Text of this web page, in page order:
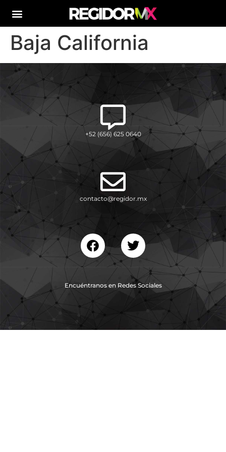
Baja California
+52 (656) 625 0640
contacto@regidor.mx
Encuéntranos en Redes Sociales